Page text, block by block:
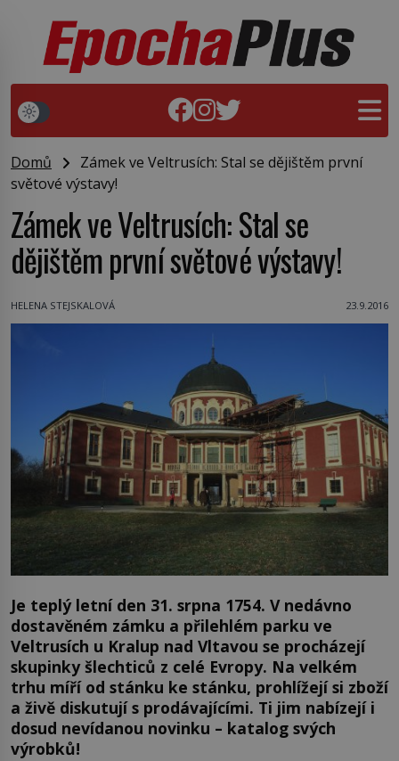
Domů
Zámek ve Veltrusích: Stal se dějištěm první
světové výstavy!
Zámek ve Veltrusích: Stal se
dějištěm první světové výstavy!
HELENA STEJSKALOVÁ 23.9.2016
Je teplý letní den 31. srpna 1754. V nedávno
dostavěném zámku a přilehlém parku ve
Veltrusích u Kralup nad Vltavou se procházejí
skupinky šlechticů z celé Evropy. Na velkém
trhu míří od stánku ke stánku, prohlížejí si zboží
a živě diskutují s prodávajícími. Ti jim nabízejí i
dosud nevídanou novinku – katalog svých
výrobků!